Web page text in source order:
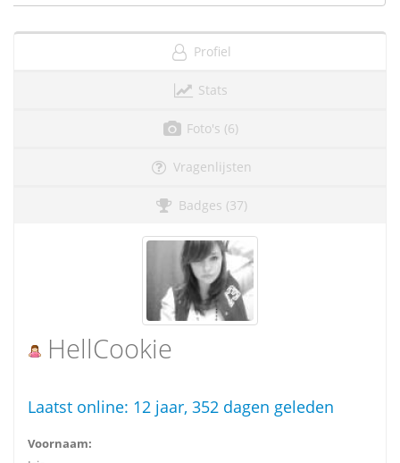
Profiel
Stats
Foto's (6)
Vragenlijsten
Badges (37)
HellCookie
Laatst online: 12 jaar, 352 dagen geleden
Voornaam: